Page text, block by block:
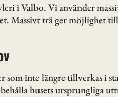
i Valbo. Vi använder
Massivt trä ger möjlighet
inte längre tillverkas i
husets ursprungliga